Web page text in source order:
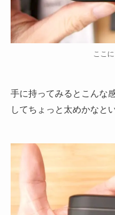
ここ
手に持ってみるとこんな
してちょっと太めかなと